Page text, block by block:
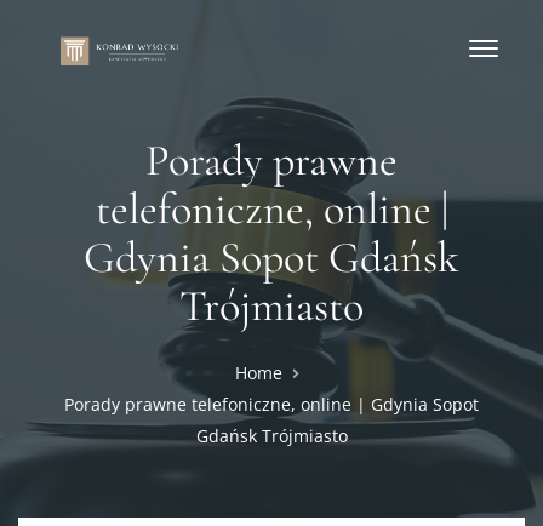
Porady prawne
telefoniczne, online |
Gdynia Sopot Gdańsk
Trójmiasto
Home
Porady prawne telefoniczne, online | Gdynia Sopot
Gdańsk Trójmiasto